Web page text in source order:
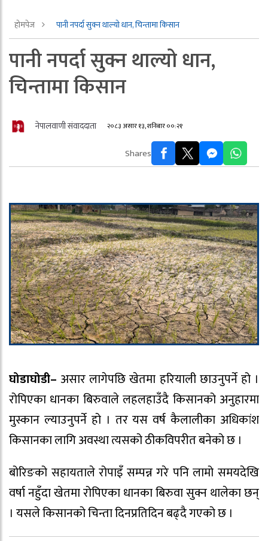
होमपेज पानी नपर्दा सुक्न थाल्यो धान, चिन्तामा किसान
पानी नपर्दा सुक्न थाल्यो धान,
चिन्तामा किसान
नेपालवाणी संवाददाता २०८३ असार १३, शनिबार ००:२१
Shares
घोडाघोडी– असार लागेपछि खेतमा हरियाली छाउनुपर्ने हो ।
रोपिएका धानका बिरुवाले लहलहाउँदै किसानको अनुहारमा
मुस्कान ल्याउनुपर्ने हो । तर यस वर्ष कैलालीका अधिकांश
किसानका लागि अवस्था त्यसको ठीकविपरीत बनेको छ ।
बोरिङको सहायताले रोपाइँ सम्पन्न गरे पनि लामो समयदेखि
वर्षा नहुँदा खेतमा रोपिएका धानका बिरुवा सुक्न थालेका छन्
। यसले किसानको चिन्ता दिनप्रतिदिन बढ्दै गएको छ ।